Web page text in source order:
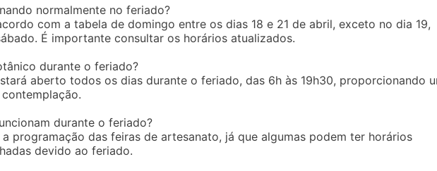
normalmente no feriado?
com a tabela de domingo entre os dias 18 e 21 de abril, exceto no dia 19,
É importante consultar os horários atualizados.
durante o feriado?
aberto todos os dias durante o feriado, das 6h às 19h30, proporcionando
durante o feriado?
programação das feiras de artesanato, já que algumas podem ter horários
devido ao feriado.